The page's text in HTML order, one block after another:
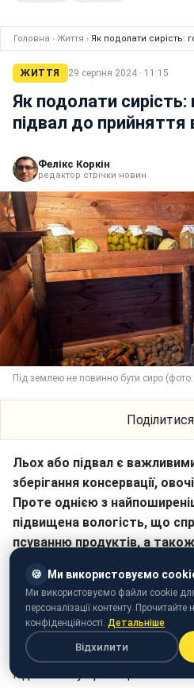
Головна › Життя › Як подолати сирість:
ЖИТТЯ 29 серпня 2024 · 11:15
Як подолати
підвал до
Фелікс Коркін
редактор стрічки новин
Під землею не повинно бути сиро
Поділитися
Льох або підвал є
зберігання консервації,
Проте однією з
підвищена вологість, що
псуванню продуктів, а також
вологість у льоху або
РБК-Україна (проект Styler)
які допоможуть зберегти
стані і забезпечити здоровий
підземному приміщенні.
🍪 Ми використовуємо
Ми використовуємо файли cookie для
персоналізації контенту. Прочитайте
конфіденційності. Детальніше
Відхилити